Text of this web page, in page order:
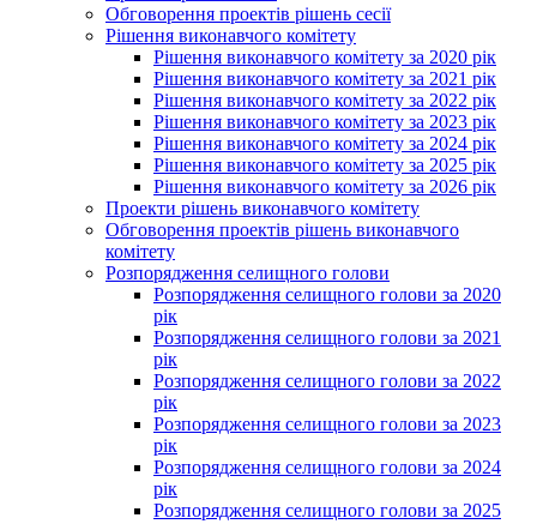
Обговорення проектів рішень сесії
Рішення виконавчого комітету
Рішення виконавчого комітету за 2020 рік
Рішення виконавчого комітету за 2021 рік
Рішення виконавчого комітету за 2022 рік
Рішення виконавчого комітету за 2023 рік
Рішення виконавчого комітету за 2024 рік
Рішення виконавчого комітету за 2025 рік
Рішення виконавчого комітету за 2026 рік
Проекти рішень виконавчого комітету
Обговорення проектів рішень виконавчого
комітету
Розпорядження селищного голови
Розпорядження селищного голови за 2020
рік
Розпорядження селищного голови за 2021
рік
Розпорядження селищного голови за 2022
рік
Розпорядження селищного голови за 2023
рік
Розпорядження селищного голови за 2024
рік
Розпорядження селищного голови за 2025